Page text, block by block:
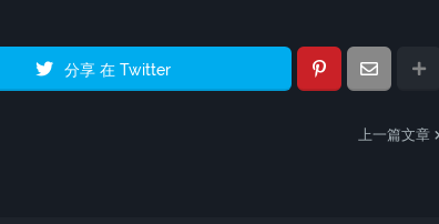
分享 在 Twitter
上一篇文章